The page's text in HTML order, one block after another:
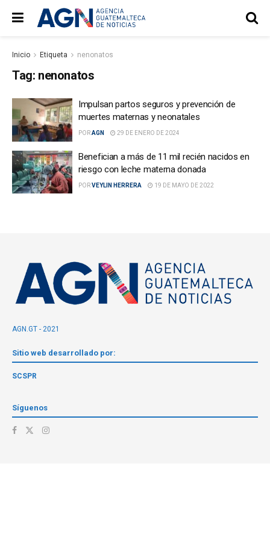
Inicio Etiqueta nenonatos
Tag: nenonatos
Impulsan partos seguros y prevención de
muertes maternas y neonatales
PORAGN 29 DE ENERO DE 2024
Benefician a más de 11 mil recién nacidos en
riesgo con leche materna donada
PORVEYLIN HERRERA 19 DE MAYO DE 2022
AGN.GT - 2021
Sitio web desarrollado por:
SCSPR
Síguenos